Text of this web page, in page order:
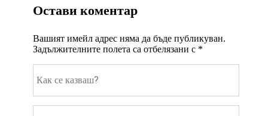
Остави коментар
Вашият имейл адрес няма да бъде публикуван.
Задължителните полета са отбелязани с *